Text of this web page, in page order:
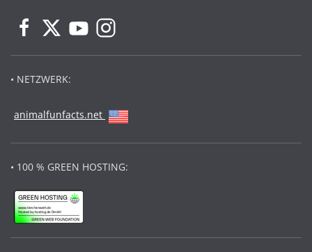
• NETZWERK:
animalfunfacts.net
• 100 % GREEN HOSTING: